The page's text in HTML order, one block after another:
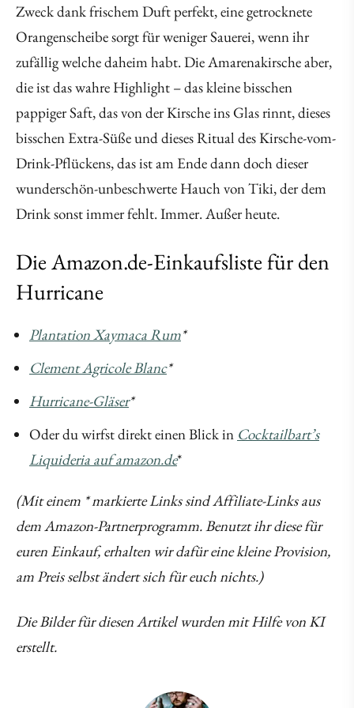
Zweck dank frischem Duft perfekt, eine getrocknete
Orangenscheibe sorgt für weniger Sauerei, wenn ihr
zufällig welche daheim habt. Die Amarenakirsche aber,
die ist das wahre Highlight – das kleine bisschen
pappiger Saft, das von der Kirsche ins Glas rinnt, dieses
bisschen Extra-Süße und dieses Ritual des Kirsche-vom-
Drink-Pflückens, das ist am Ende dann doch dieser
wunderschön-unbeschwerte Hauch von Tiki, der dem
Drink sonst immer fehlt. Immer. Außer heute.
Die Amazon.de-Einkaufsliste für den
Hurricane
Plantation Xaymaca Rum*
Clement Agricole Blanc*
Hurricane-Gläser*
Oder du wirfst direkt einen Blick in Cocktailbart’s
Liquideria auf amazon.de*
(Mit einem * markierte Links sind Affiliate-Links aus
dem Amazon-Partnerprogramm. Benutzt ihr diese für
euren Einkauf, erhalten wir dafür eine kleine Provision,
am Preis selbst ändert sich für euch nichts.)
Die Bilder für diesen Artikel wurden mit Hilfe von KI
erstellt.